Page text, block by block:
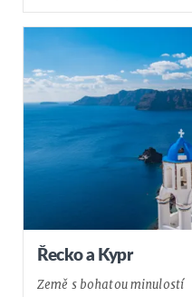
Řecko a Kypr
Země s bohatou minulostí